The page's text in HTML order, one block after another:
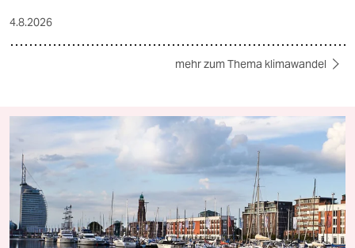
4.8.2026
mehr zum Thema klimawandel